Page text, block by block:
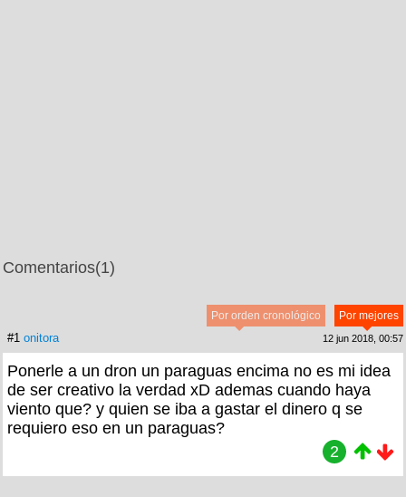
Comentarios(1)
Por mejores
Por orden cronológico
#1 onitora 12 jun 2018, 00:57
Ponerle a un dron un paraguas encima no es mi idea
de ser creativo la verdad xD ademas cuando haya
viento que? y quien se iba a gastar el dinero q se
requiero eso en un paraguas?
2